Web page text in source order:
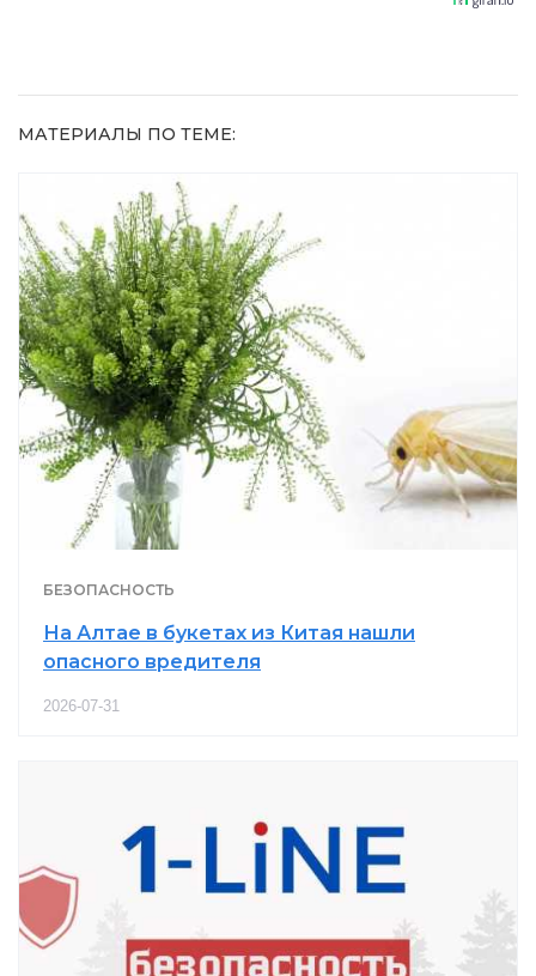
МАТЕРИАЛЫ ПО ТЕМЕ:
БЕЗОПАСНОСТЬ
На Алтае в букетах из Китая нашли
опасного вредителя
2026-07-31